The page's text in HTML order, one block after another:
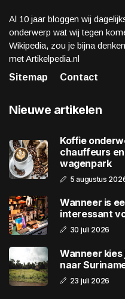
Al 10 jaar bloggen wij
onderwerp wat wij tegen
Wikipedia, zou je bijna
met Artikelpedia.nl
Sitemap
Contact
Nieuwe artikelen
Koffie
chauffeurs
wagenpark
5 augustus
Wanneer is
interessant
30 juli 2026
Wanneer
naar
23 juli 2026